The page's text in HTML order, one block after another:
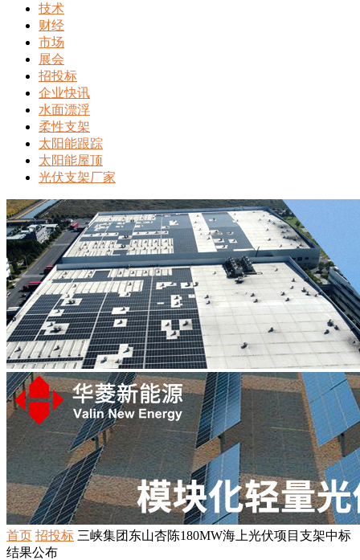
技术
财经
市场
展会
招投标
企业快讯
水面漂浮
柔性支架
太阳能跟踪
太阳能屋顶
光伏支架厂家
首页 招投标 三峡集团东山杏陈180MW海上光伏项目支架中标
结果公布